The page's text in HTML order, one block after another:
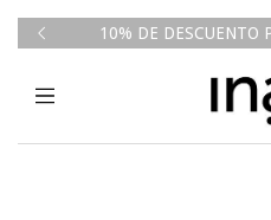
10% DE DESCUENTO